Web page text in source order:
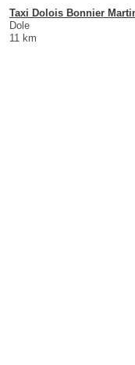
Taxi Dolois Bonnier
Dole
11 km